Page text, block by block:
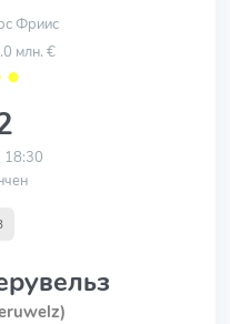
Фриис
млн. €
⬤
18:30